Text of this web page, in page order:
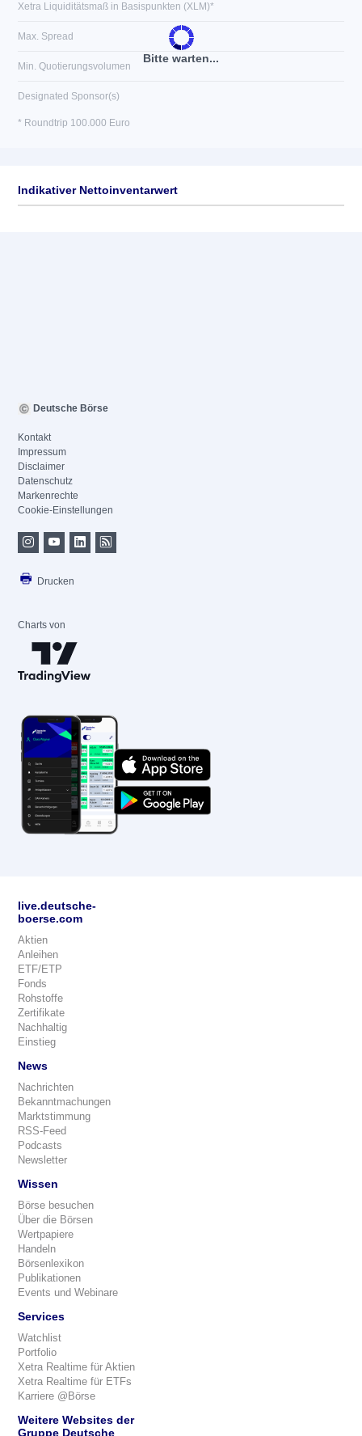
Bitte warten...
Xetra Liquiditätsmaß in Basispunkten (XLM)*
Max. Spread
Min. Quotierungsvolumen
Designated Sponsor(s)
* Roundtrip 100.000 Euro
Indikativer Nettoinventarwert
Deutsche Börse
Kontakt
Impressum
Disclaimer
Datenschutz
Markenrechte
Cookie-Einstellungen
Drucken
Charts von
live.deutsche-
boerse.com
Aktien
Anleihen
ETF/ETP
Fonds
Rohstoffe
Zertifikate
Nachhaltig
Einstieg
News
Nachrichten
Bekanntmachungen
Marktstimmung
RSS-Feed
Podcasts
Newsletter
Wissen
Börse besuchen
Über die Börsen
Wertpapiere
Handeln
Börsenlexikon
Publikationen
Events und Webinare
Services
Watchlist
Portfolio
Xetra Realtime für Aktien
Xetra Realtime für ETFs
Karriere @Börse
Weitere Websites der
Gruppe Deutsche